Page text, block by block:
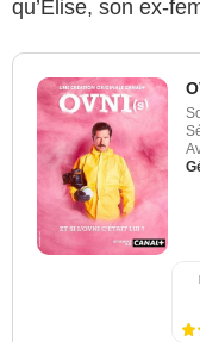
qu’Elise, son ex-